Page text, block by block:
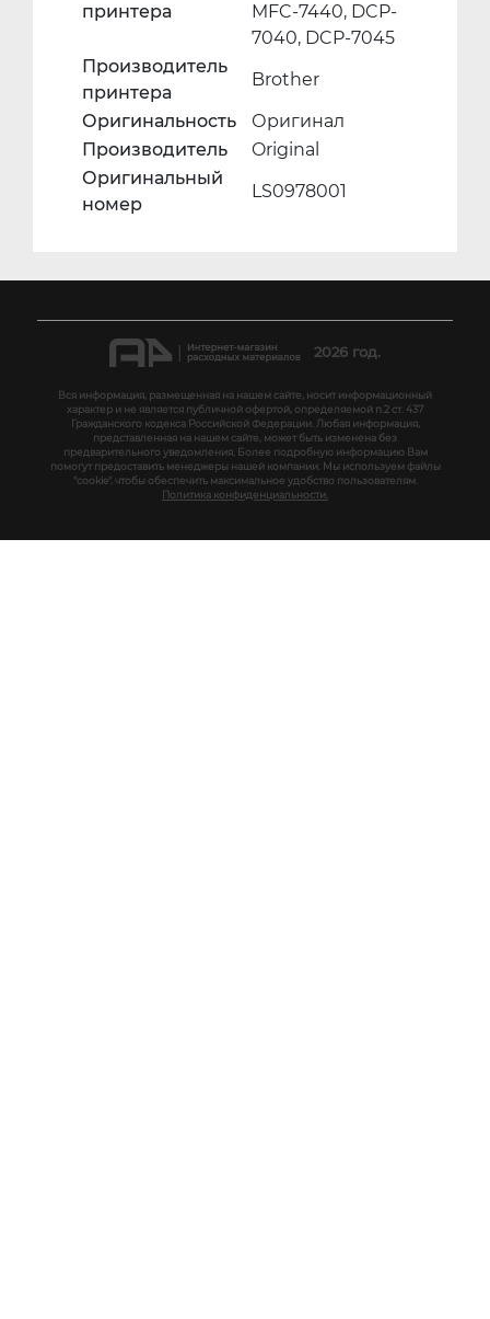
принтера
MFC-7440, DCP-
7040, DCP-7045
Производитель
принтера
Brother
Оригинальность
Оригинал
Производитель
Original
Оригинальный
номер
LS0978001
2026 год.
Вся информация, размещенная на нашем сайте, носит информационный
характер и не является публичной офертой, определяемой п.2 ст. 437
Гражданского кодекса Российской Федерации. Любая информация,
представленная на нашем сайте, может быть изменена без
предварительного уведомления. Более подробную информацию Вам
помогут предоставить менеджеры нашей компании. Мы используем файлы
"cookie", чтобы обеспечить максимальное удобство пользователям.
Политика конфиденциальности.